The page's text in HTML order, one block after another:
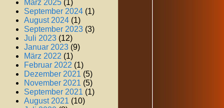
März 2025 (1)
September 2024 (1)
August 2024 (1)
September 2023 (3)
Juli 2023 (12)
Januar 2023 (9)
März 2022 (1)
Februar 2022 (1)
Dezember 2021 (5)
November 2021 (5)
September 2021 (1)
August 2021 (10)